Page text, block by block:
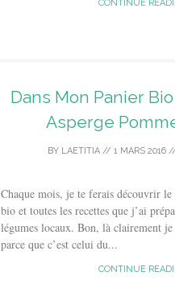
CONTINUE
Dans Mon Panier
Asperge
BY LAETITIA// 1 MARS 2016
Chaque mois, je te ferais découvrir
bio et toutes les recettes que j’ai
légumes locaux. Bon, là clairement
parce que c’est celui du...
CONTINUE